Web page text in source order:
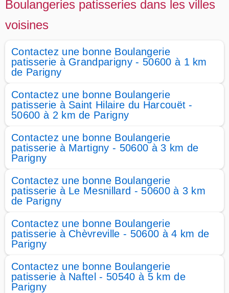
Boulangeries patisseries dans les villes
voisines
Contactez une bonne Boulangerie
patisserie à Grandparigny - 50600 à 1 km
de Parigny
Contactez une bonne Boulangerie
patisserie à Saint Hilaire du Harcouët -
50600 à 2 km de Parigny
Contactez une bonne Boulangerie
patisserie à Martigny - 50600 à 3 km de
Parigny
Contactez une bonne Boulangerie
patisserie à Le Mesnillard - 50600 à 3 km
de Parigny
Contactez une bonne Boulangerie
patisserie à Chèvreville - 50600 à 4 km de
Parigny
Contactez une bonne Boulangerie
patisserie à Naftel - 50540 à 5 km de
Parigny